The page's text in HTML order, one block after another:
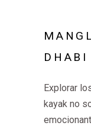
DHABI
Explorar
kayak no